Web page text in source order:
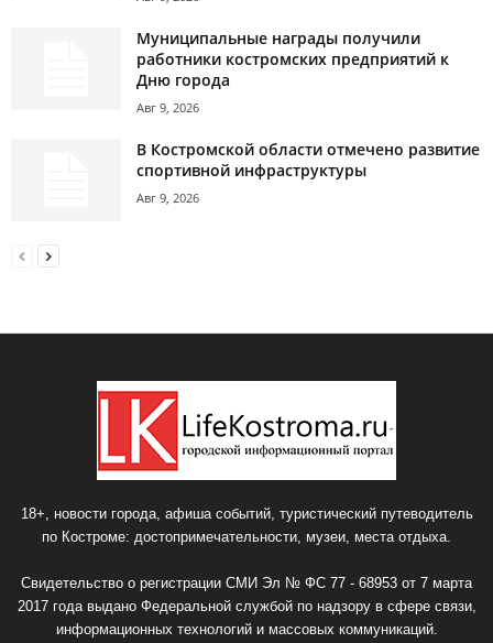
Муниципальные награды получили
работники костромских предприятий к
Дню города
Авг 9, 2026
В Костромской области отмечено развитие
спортивной инфраструктуры
Авг 9, 2026
18+, новости города, афиша событий, туристический путеводитель
по Костроме: достопримечательности, музеи, места отдыха.
Свидетельство о регистрации СМИ Эл № ФС 77 - 68953 от 7 марта
2017 года выдано Федеральной службой по надзору в сфере связи,
информационных технологий и массовых коммуникаций.